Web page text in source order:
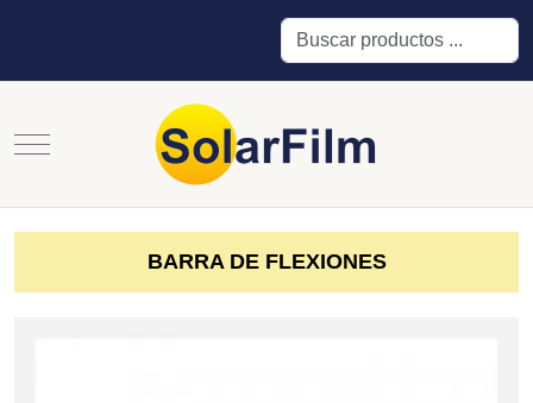
Buscar
Mobile Menu Toggle
BARRA DE FLEXIONES